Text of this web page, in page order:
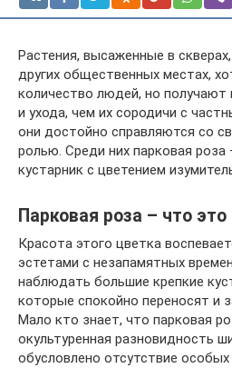
Растения, высаженные в
других общественных местах,
количество людей, но
и ухода, чем их сородичи с
они достойно справляются со
ролью. Среди них парковая роза
кустарник с цветением
Парковая роза – что это
Красота этого цветка
эстетами с незапамятных
наблюдать большие крепкие
которые спокойно переносят и
Мало кто знает, что парковая
окультуренная разновидность
обусловлено отсутствие